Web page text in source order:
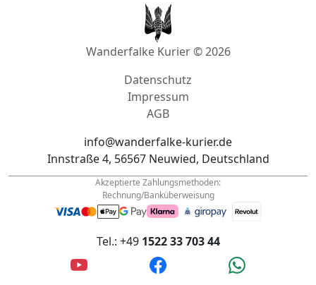
Wanderfalke Kurier © 2026
Datenschutz
Impressum
AGB
info@wanderfalke-kurier.de
Innstraße 4, 56567 Neuwied, Deutschland
Akzeptierte Zahlungsmethoden:
Rechnung/Banküberweisung
Tel.: +49 1522 33 703 44